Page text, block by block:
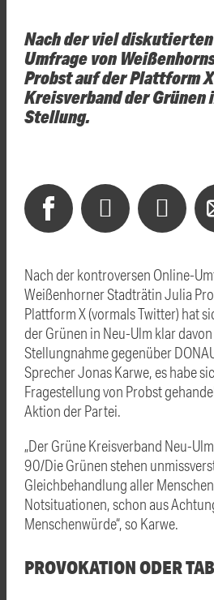
Nach der viel
Umfrage von
Probst auf der Plattform
Kreisverband der Grünen
Stellung.
Nach der kontroversen Online-
Weißenhorner Stadträtin Julia
Plattform X (vormals Twitter) hat
der Grünen in Neu-Ulm klar
Stellungnahme gegenüber
Sprecher Jonas Karwe, es habe
Fragestellung von Probst
Aktion der Partei.
„Der Grüne Kreisverband Neu-
90/Die Grünen stehen
Gleichbehandlung aller
Notsituationen, schon aus
Menschenwürde“, so Karwe.
PROVOKATION ODER